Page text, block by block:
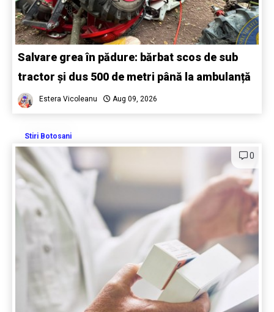
Salvare grea în pădure: bărbat scos de sub
tractor și dus 500 de metri până la ambulanță
Estera Vicoleanu Aug 09, 2026
Stiri Botosani
0